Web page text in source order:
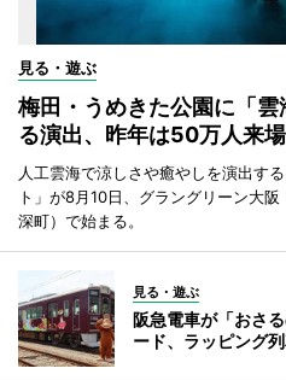
見る・遊ぶ
梅田・うめきた公園に「
る演出、昨年は50万人来場
人工雲海で涼しさや癒やしを演出す
ト」が8月10日、グラングリーン大
深町）で始まる。
見る・遊ぶ
阪急電車が「おさ
ード、ラッピング